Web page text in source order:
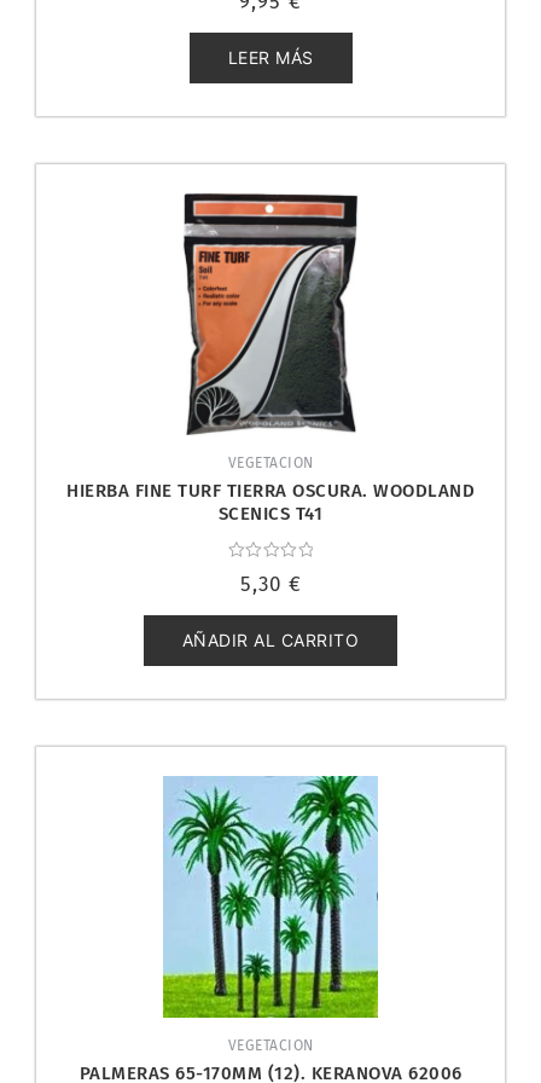
con
de
5LEER MÁS
VEGETACION
HIERBA FINE TURF TIERRA OSCURA. WOODLAND
SCENICS T41
con
de
5
5,30 €
AÑADIR AL CARRITO
VEGETACION
PALMERAS 65-170MM (12). KERANOVA 62006